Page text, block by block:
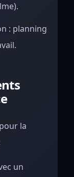
: planning
la
un